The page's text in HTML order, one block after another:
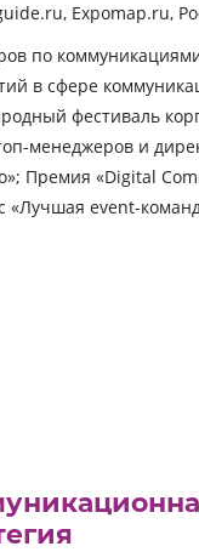
Expomap.ru,
по
в сфере
фестиваль
менеджеров и
Премия «Digital
event-